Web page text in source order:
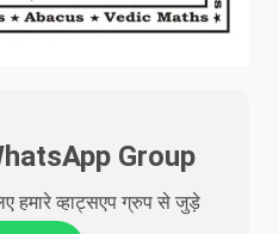
Group
हमारे व्हाट्सएप ग्रुप से जुड़े